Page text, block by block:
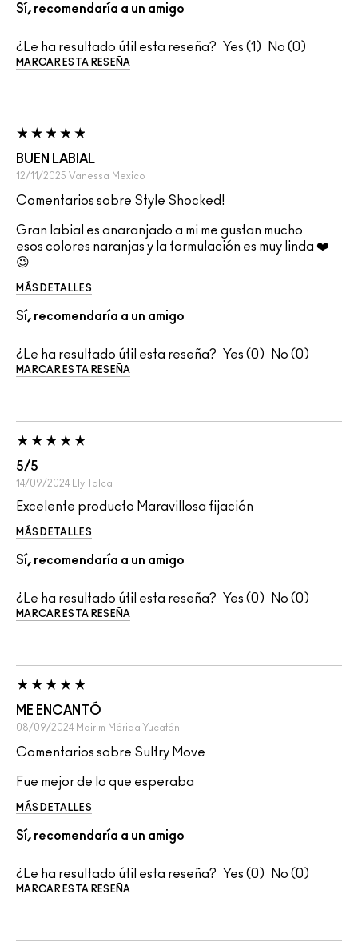
Sí, recomendaría a un amigo
¿Le ha resultado útil esta reseña? 1 0
MARCAR ESTA RESEÑA
BUEN LABIAL
12/11/2025 Vanessa Mexico
Comentarios sobre Style Shocked!
Gran labial es anaranjado a mi me gustan mucho
esos colores naranjas y la formulación es muy linda ❤️
😉
MÁS DETALLES
Sí, recomendaría a un amigo
¿Le ha resultado útil esta reseña? 0 0
MARCAR ESTA RESEÑA
5/5
14/09/2024 Ely Talca
Excelente producto Maravillosa fijación
MÁS DETALLES
Sí, recomendaría a un amigo
¿Le ha resultado útil esta reseña? 0 0
MARCAR ESTA RESEÑA
ME ENCANTÓ
08/09/2024 Mairim Mérida Yucatán
Comentarios sobre Sultry Move
Fue mejor de lo que esperaba
MÁS DETALLES
Sí, recomendaría a un amigo
¿Le ha resultado útil esta reseña? 0 0
MARCAR ESTA RESEÑA